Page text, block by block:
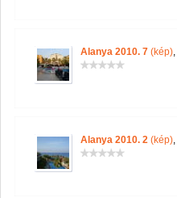
Alanya 2010. 7 (kép),
Alanya 2010. 2 (kép),